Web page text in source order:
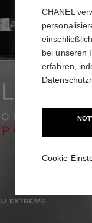
Ansicht 1
CHANEL
bei unseren
erfahren,
Cookie-